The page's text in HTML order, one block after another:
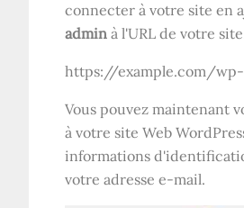
connecter à votre site en
admin à l'URL de votre
https://example.com/
Vous pouvez maintenant
à votre site Web
informations
votre adresse e-mail.